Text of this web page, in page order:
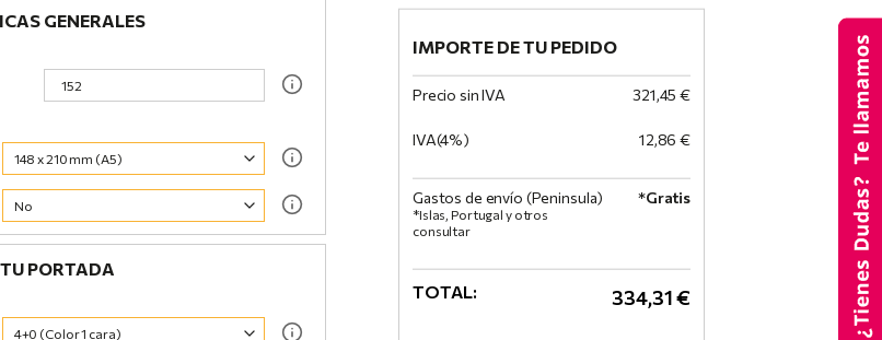
GENERALES
PORTADA
IMPORTE DE TU PEDIDO
Precio sin IVA 321,45 €
IVA(4%) 12,86 €
Gastos de envío (Peninsula)
*Islas, Portugal y otros
consultar
*Gratis
TOTAL: 334,31 €